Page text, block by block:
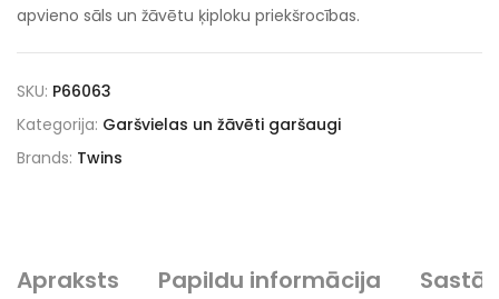
apvieno sāls un žāvētu ķiploku priekšrocības.
SKU: P66063
Kategorija: Garšvielas un žāvēti garšaugi
Brands: Twins
Apraksts Papildu informācija